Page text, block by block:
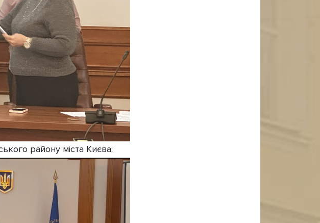
району міста Києва;